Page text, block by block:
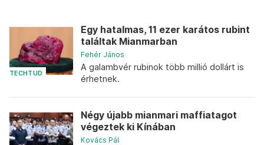
TECHTUD
Egy hatalmas, 11 ezer karátos rubint
találtak Mianmarban
Fehér János
A galambvér rubinok több millió dollárt is
érhetnek.
Négy újabb mianmari maffiatagot
végeztek ki Kínában
Kovács Pál